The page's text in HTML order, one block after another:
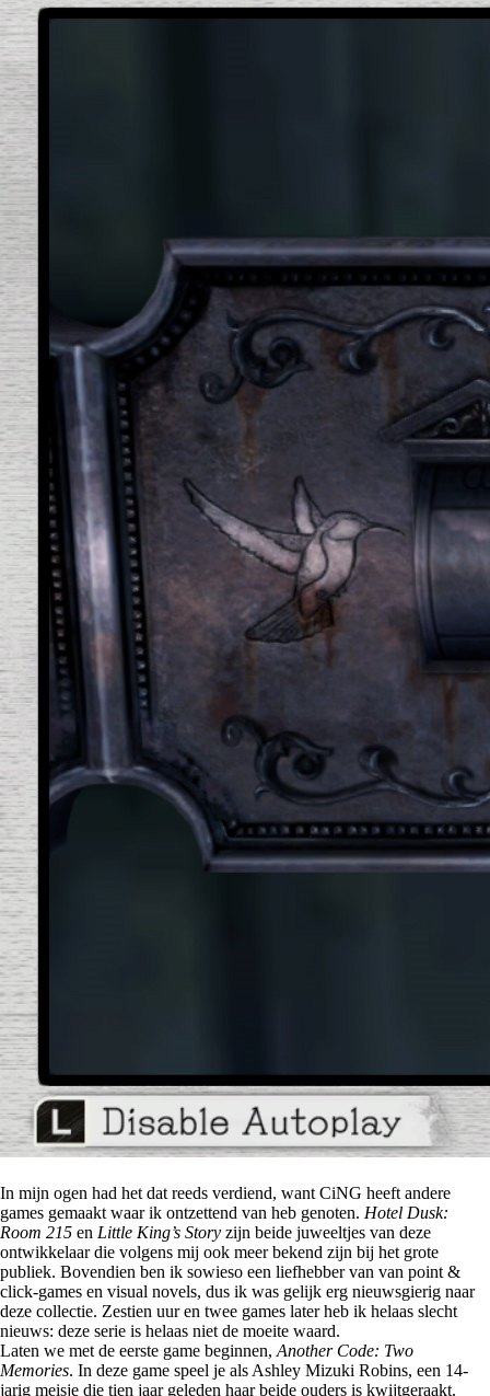
In mijn ogen had het dat reeds verdiend, want CiNG heeft andere
games gemaakt waar ik ontzettend van heb genoten. Hotel Dusk:
Room 215 en Little King’s Story zijn beide juweeltjes van deze
ontwikkelaar die volgens mij ook meer bekend zijn bij het grote
publiek. Bovendien ben ik sowieso een liefhebber van van point &
click-games en visual novels, dus ik was gelijk erg nieuwsgierig naar
deze collectie. Zestien uur en twee games later heb ik helaas slecht
nieuws: deze serie is helaas niet de moeite waard.
Laten we met de eerste game beginnen, Another Code: Two
Memories. In deze game speel je als Ashley Mizuki Robins, een 14-
jarig meisje die tien jaar geleden haar beide ouders is kwijtgeraakt.